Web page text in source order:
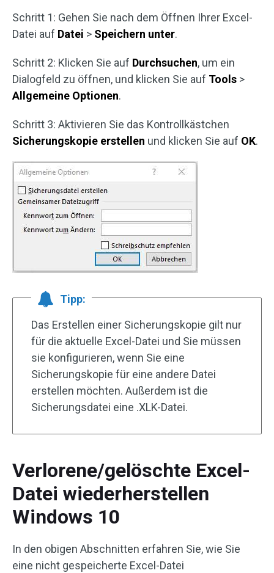
Schritt 1: Gehen Sie nach dem Öffnen Ihrer Excel-
Datei auf Datei > Speichern unter.
Schritt 2: Klicken Sie auf Durchsuchen, um ein
Dialogfeld zu öffnen, und klicken Sie auf Tools >
Allgemeine Optionen.
Schritt 3: Aktivieren Sie das Kontrollkästchen
Sicherungskopie erstellen und klicken Sie auf OK.
Tipp:
Das Erstellen einer Sicherungskopie gilt nur
für die aktuelle Excel-Datei und Sie müssen
sie konfigurieren, wenn Sie eine
Sicherungskopie für eine andere Datei
erstellen möchten. Außerdem ist die
Sicherungsdatei eine .XLK-Datei.
Verlorene/gelöschte Excel-
Datei wiederherstellen
Windows 10
In den obigen Abschnitten erfahren Sie, wie Sie
eine nicht gespeicherte Excel-Datei